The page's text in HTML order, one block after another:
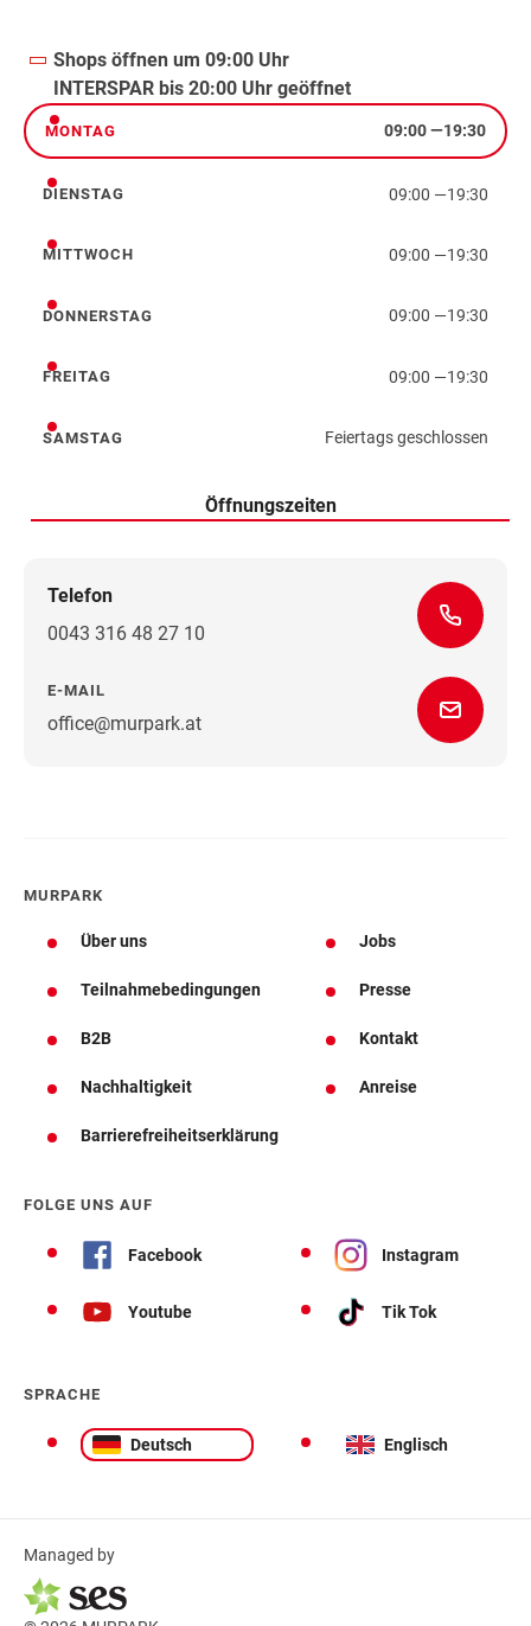
Shops öffnen um 09:00 Uhr
INTERSPAR bis 20:00 Uhr geöffnet
Montag
MONTAG 09:00—19:30
Dienstag
DIENSTAG 09:00 —19:30
Mittwoch
MITTWOCH 09:00 —19:30
Donnerstag
DONNERSTAG 09:00 —19:30
Freitag
FREITAG 09:00 —19:30
Samstag
SAMSTAG Feiertags geschlossen
Öffnungszeiten
Telefon
0043 316 48 27 10
E-MAIL
office@murpark.at
MURPARK
Über uns Jobs
Teilnahmebedingungen Presse
B2B Kontakt
Nachhaltigkeit Anreise
Barrierefreiheitserklärung
FOLGE UNS AUF
Facebook Instagram
Youtube Tik Tok
SPRACHE
Deutsch Englisch
Managed by